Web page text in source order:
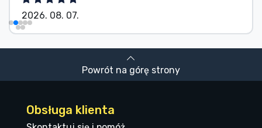
2026. 08. 07.
Powrót na górę strony
Obsługa klienta